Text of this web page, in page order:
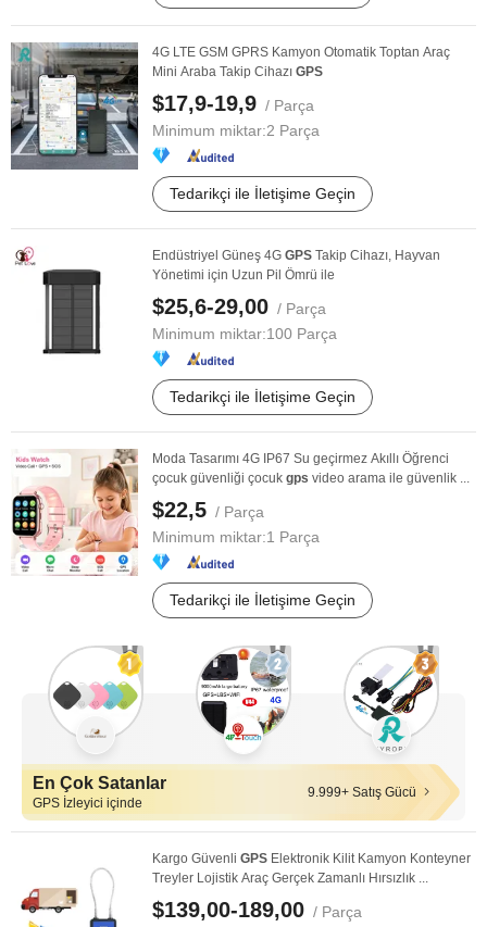
4G LTE GSM GPRS Kamyon Otomatik Toptan Araç
Mini Araba Takip Cihazı GPS
$17,9-19,9 / Parça
Minimum miktar:2 Parça
Tedarikçi ile İletişime Geçin
Endüstriyel Güneş 4G GPS Takip Cihazı, Hayvan
Yönetimi için Uzun Pil Ömrü ile
$25,6-29,00 / Parça
Minimum miktar:100 Parça
Tedarikçi ile İletişime Geçin
Moda Tasarımı 4G IP67 Su geçirmez Akıllı Öğrenci
çocuk güvenliği çocuk gps video arama ile güvenlik ...
$22,5 / Parça
Minimum miktar:1 Parça
Tedarikçi ile İletişime Geçin
En Çok Satanlar
GPS İzleyici içinde
9.999+ Satış Gücü
Kargo Güvenli GPS Elektronik Kilit Kamyon Konteyner
Treyler Lojistik Araç Gerçek Zamanlı Hırsızlık ...
$139,00-189,00 / Parça